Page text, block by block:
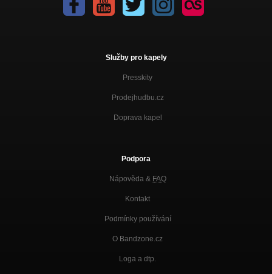
Služby pro kapely
Presskity
Prodejhudbu.cz
Doprava kapel
Podpora
Nápověda & FAQ
Kontakt
Podmínky používání
O Bandzone.cz
Loga a dtp.